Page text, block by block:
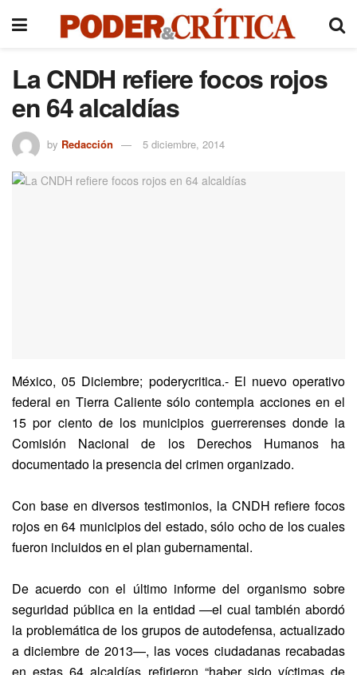
La CNDH refiere focos rojos
en 64 alcaldías
by Redacción 5 diciembre, 2014
México, 05 Diciembre; poderycritica.- El nuevo operativo
federal en Tierra Caliente sólo contempla acciones en el
15 por ciento de los municipios guerrerenses donde la
Comisión Nacional de los Derechos Humanos ha
documentado la presencia del crimen organizado.
Con base en diversos testimonios, la CNDH refiere focos
rojos en 64 municipios del estado, sólo ocho de los cuales
fueron incluidos en el plan gubernamental.
De acuerdo con el último informe del organismo sobre
seguridad pública en la entidad —el cual también abordó
la problemática de los grupos de autodefensa, actualizado
a diciembre de 2013—, las voces ciudadanas recabadas